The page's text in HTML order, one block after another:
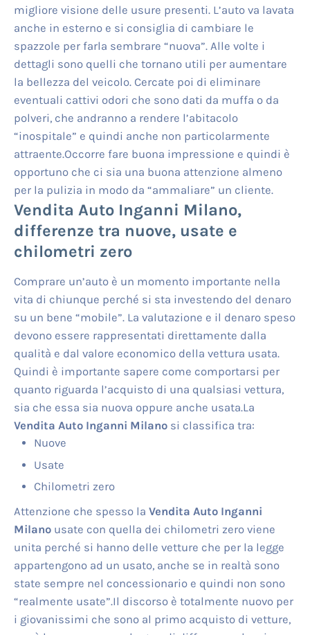
migliore visione delle usure presenti. L’auto va lavata
anche in esterno e si consiglia di cambiare le
spazzole per farla sembrare “nuova”. Alle volte i
dettagli sono quelli che tornano utili per aumentare
la bellezza del veicolo. Cercate poi di eliminare
eventuali cattivi odori che sono dati da muffa o da
polveri, che andranno a rendere l’abitacolo
“inospitale” e quindi anche non particolarmente
attraente.Occorre fare buona impressione e quindi è
opportuno che ci sia una buona attenzione almeno
per la pulizia in modo da “ammaliare” un cliente.
Vendita Auto Inganni Milano,
differenze tra nuove, usate e
chilometri zero
Comprare un’auto è un momento importante nella
vita di chiunque perché si sta investendo del denaro
su un bene “mobile”. La valutazione e il denaro speso
devono essere rappresentati direttamente dalla
qualità e dal valore economico della vettura usata.
Quindi è importante sapere come comportarsi per
quanto riguarda l’acquisto di una qualsiasi vettura,
sia che essa sia nuova oppure anche usata.La
Vendita Auto Inganni Milanosi classifica tra:
Nuove
Usate
Chilometri zero
Attenzione che spesso la Vendita Auto Inganni
Milanousate con quella dei chilometri zero viene
unita perché si hanno delle vetture che per la legge
appartengono ad un usato, anche se in realtà sono
state sempre nel concessionario e quindi non sono
“realmente usate”.Il discorso è totalmente nuovo per
i giovanissimi che sono al primo acquisto di vetture,